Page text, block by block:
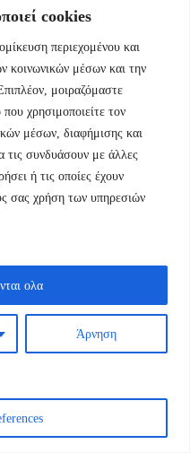
cookies
περιεχομένου και
κοινωνικών μέσων και την
μοιραζόμαστε
χρησιμοποιείτε τον
μέσων, διαφήμισης και
τις συνδυάσουν με άλλες
ή τις οποίες έχουν
σας χρήση των υπηρεσιών
Άρνηση
ολα
και θεωρία
€.
€Η
τρέχουσα
τιμή
είναι: